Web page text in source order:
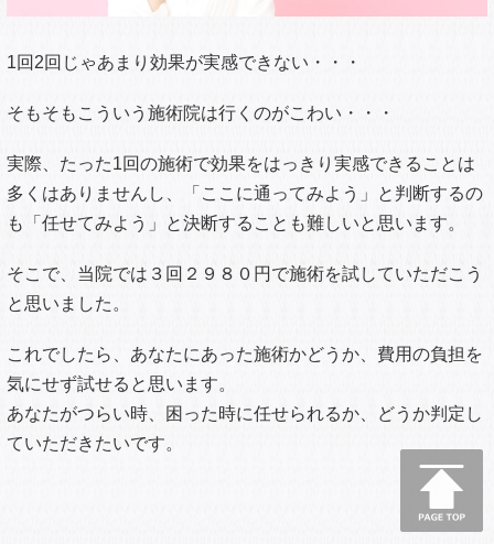
1回2回じゃあまり効果が実感できない・・・
そもそもこういう施術院は行くのがこわい・・・
実際、たった1回の施術で効果をはっきり実感できることは
多くはありませんし、「ここに通ってみよう」と判断するの
も「任せてみよう」と決断することも難しいと思います。
そこで、当院では３回２９８０円で施術を試していただこう
と思いました。
これでしたら、あなたにあった施術かどうか、費用の負担を
気にせず試せると思います。
あなたがつらい時、困った時に任せられるか、どうか判定し
ていただきたいです。